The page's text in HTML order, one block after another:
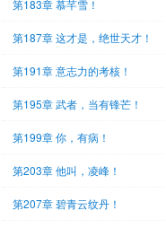
第183章 慕芊雪！
第187章 这才是，绝世天才！
第191章 意志力的考核！
第195章 武者，当有锋芒！
第199章 你，有病！
第203章 他叫，凌峰！
第207章 碧青云纹丹！